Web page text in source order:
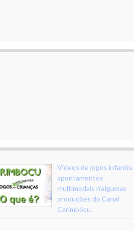
Vídeos de jogos infantis:
apontamentos
multimodais n’algumas
produções do Canal
Carimbócu.